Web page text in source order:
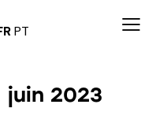
PT
2023